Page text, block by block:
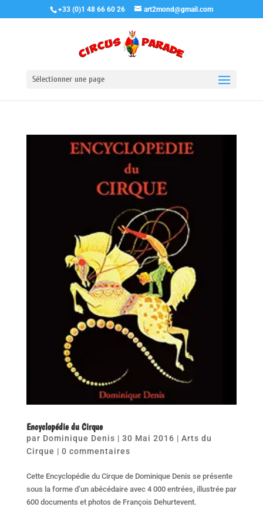
+33 (0)1 48 66 60 26 art2mond@gmail.com
Sélectionner une page
Encyclopédie du Cirque
par Dominique Denis | 30 Mai 2016 | Arts du
Cirque | 0 commentaires
Cette Encyclopédie du Cirque de Dominique Denis se présente
sous la forme d’un abécédaire avec 4 000 entrées, illustrée par
600 documents et photos de François Dehurtevent.